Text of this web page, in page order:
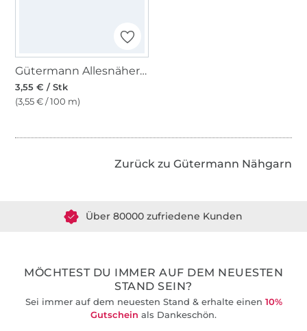
Gütermann Allesnäher rPET 100 m, (040) grau
3,55 € / Stk
(3,55 € / 100 m)
Zurück zu Gütermann Nähgarn
Über 1.8 Millionen Meter Stoff versandfertig
MÖCHTEST DU IMMER AUF DEM NEUESTEN
STAND SEIN?
Sei immer auf dem neuesten Stand & erhalte einen 10%
Gutschein als Dankeschön.